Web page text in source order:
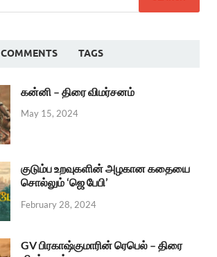
COMMENTS TAGS
கன்னி – திரை விமர்சனம்
May 15, 2024
குடும்ப உறவுகளின் அழகான கதையை
சொல்லும் ‘ஜெ பேபி’
February 28, 2024
GV பிரகாஷ்குமாரின் ரெபெல் – திரை